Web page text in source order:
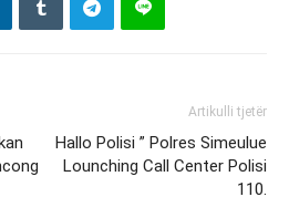
Artikulli tjetër
Hallo Polisi ” Polres Simeulue
Lounching Call Center Polisi
110.